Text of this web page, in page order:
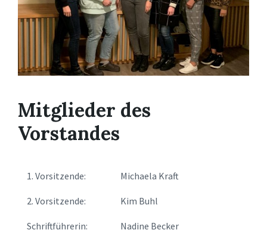
Mitglieder des
Vorstandes
1. Vorsitzende: Michaela Kraft
2. Vorsitzende: Kim Buhl
Schriftführerin:
Nadine Becker